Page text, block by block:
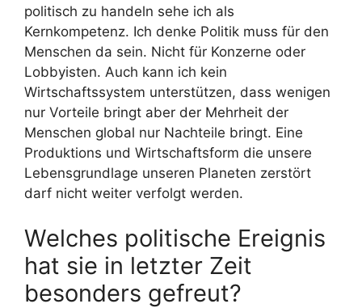
politisch zu handeln sehe ich als
Kernkompetenz. Ich denke Politik muss für den
Menschen da sein. Nicht für Konzerne oder
Lobbyisten. Auch kann ich kein
Wirtschaftssystem unterstützen, dass wenigen
nur Vorteile bringt aber der Mehrheit der
Menschen global nur Nachteile bringt. Eine
Produktions und Wirtschaftsform die unsere
Lebensgrundlage unseren Planeten zerstört
darf nicht weiter verfolgt werden.
Welches politische Ereignis
hat sie in letzter Zeit
besonders gefreut?